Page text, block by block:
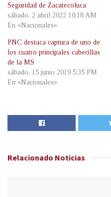
Seguridad de Zacatecoluca
sábado, 2 abril 2022 10:18 AM
En «Nacionales»
PNC destaca captura de uno de
los cuatro principales cabecillas
de la MS
sábado, 15 junio 2019 5:35 PM
En «Nacionales»
Relacionado Noticias